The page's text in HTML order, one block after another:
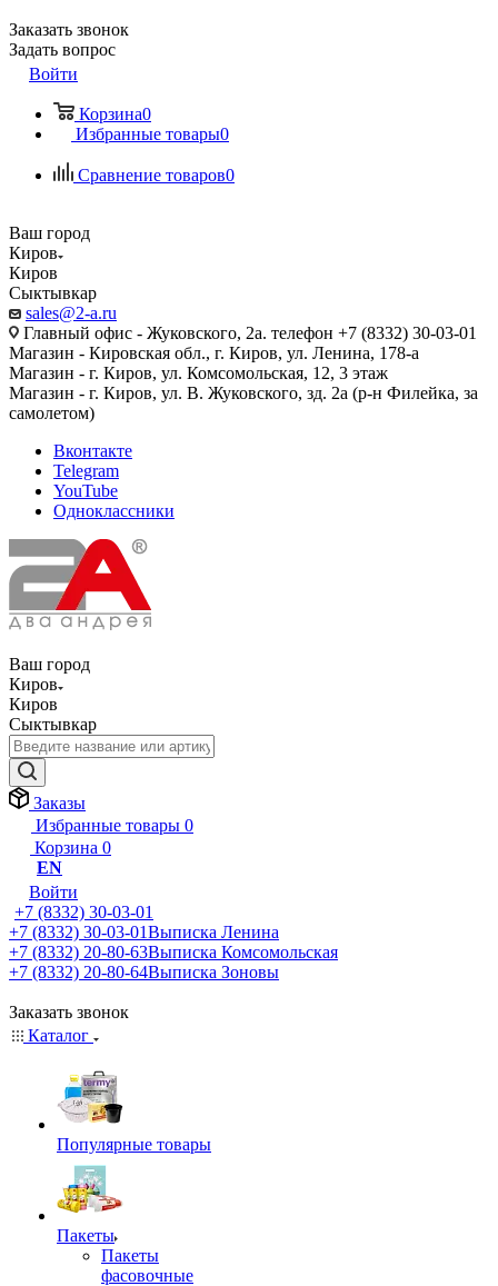
Заказать звонок
Задать вопрос
Войти
Корзина0
Избранные товары0
Сравнение товаров0
Ваш город
Киров
Киров
Сыктывкар
sales@2-a.ru
Главный офис - Жуковского, 2а. телефон +7 (8332) 30-03-01
Магазин - Кировская обл., г. Киров, ул. Ленина, 178-а
Магазин - г. Киров, ул. Комсомольская, 12, 3 этаж
Магазин - г. Киров, ул. В. Жуковского, зд. 2а (р-н Филейка, за
самолетом)
Вконтакте
Telegram
YouTube
Одноклассники
Ваш город
Киров
Киров
Сыктывкар
Заказы
Избранные товары 0
Корзина 0
EN
Войти
+7 (8332) 30-03-01
+7 (8332) 30-03-01Выписка Ленина
+7 (8332) 20-80-63Выписка Комсомольская
+7 (8332) 20-80-64Выписка Зоновы
Заказать звонок
Каталог
Популярные товары
Пакеты
Пакеты
фасовочные